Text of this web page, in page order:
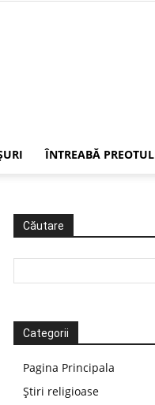
ÎNTREABĂ PREOTUL
Căutare
Categorii
Pagina Principala
Știri religioase